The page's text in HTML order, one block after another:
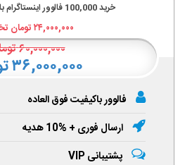
خرید100,000 فالوور
۲۴,۰۰۰,۰۰۰تومان
۶۰,۰۰۰,۰۰۰
۳۶,۰۰۰,۰۰۰ تومان
فالوور باکیفیت فوق العاده
ارسال فوری + %10 هدیه
پشتیبانی VIP